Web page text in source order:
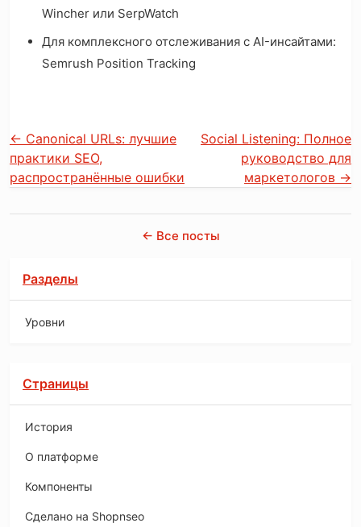
Wincher или SerpWatch
Для комплексного отслеживания с AI-инсайтами:
Semrush Position Tracking
← Canonical URLs: лучшие
практики SEO,
распространённые ошибки
Social Listening: Полное
руководство для
маркетологов →
← Все посты
Разделы
Уровни
Страницы
История
O платформе
Компоненты
Сделано на Shopnseo